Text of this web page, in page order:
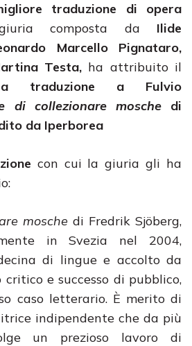
traduzione di opera
composta da Ilide
Marcello Pignataro,
Testa, ha attribuito il
traduzione a Fulvio
di collezionare mosche di
da Iperborea
con cui la giuria gli ha
mosche di Fredrik Sjöberg,
in Svezia nel 2004,
di lingue e accolto da
critico e successo di pubblico,
caso letterario. È merito di
indipendente che da più
un prezioso lavoro di